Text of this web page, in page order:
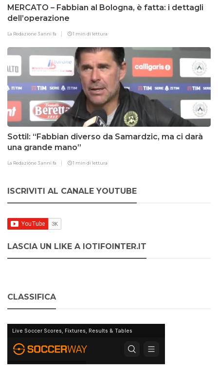
MERCATO – Fabbian al Bologna, è fatta: i dettagli
dell’operazione
La Redazione3 anni fa 1 min di lettura
Sottil: “Fabbian diverso da Samardzic, ma ci darà
una grande mano”
La Redazione3 anni fa 1 min di lettura
ISCRIVITI AL CANALE YOUTUBE
LASCIA UN LIKE A IOTIFOINTER.IT
CLASSIFICA